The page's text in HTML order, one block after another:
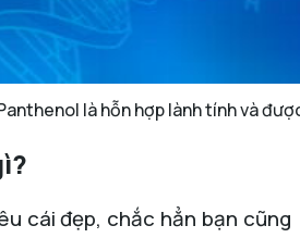
là hỗn hợp lành tính và
cái đẹp, chắc hẳn bạn cũng